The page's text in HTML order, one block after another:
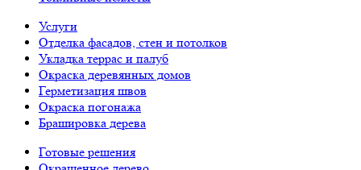
Услуги
Отделка фасадов, стен и потолков
Укладка террас и палуб
Окраска деревянных домов
Герметизация швов
Окраска погонажа
Брашировка дерева
Готовые решения